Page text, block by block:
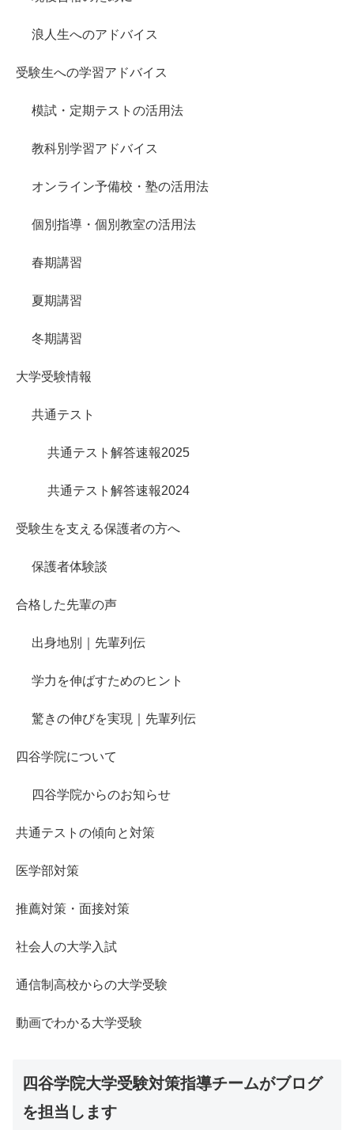
浪人生へのアドバイス
受験生への学習アドバイス
模試・定期テストの活用法
教科別学習アドバイス
オンライン予備校・塾の活用法
個別指導・個別教室の活用法
春期講習
夏期講習
冬期講習
大学受験情報
共通テスト
共通テスト解答速報2025
共通テスト解答速報2024
受験生を支える保護者の方へ
保護者体験談
合格した先輩の声
出身地別｜先輩列伝
学力を伸ばすためのヒント
驚きの伸びを実現｜先輩列伝
四谷学院について
四谷学院からのお知らせ
共通テストの傾向と対策
医学部対策
推薦対策・面接対策
社会人の大学入試
通信制高校からの大学受験
動画でわかる大学受験
四谷学院大学受験対策指導チームがブログ
を担当します